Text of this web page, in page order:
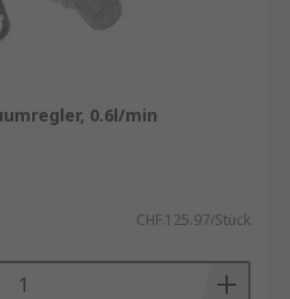
0.6l/min
CHF.125.97/Stück